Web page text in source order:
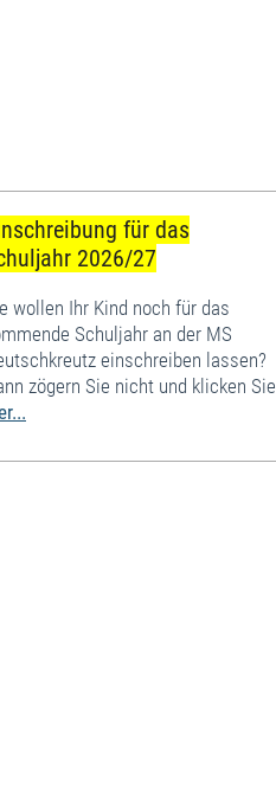
für das
2026/27
wollen Ihr Kind noch für das
Schuljahr an der MS
einschreiben lassen?
zögern Sie nicht und klicken Sie